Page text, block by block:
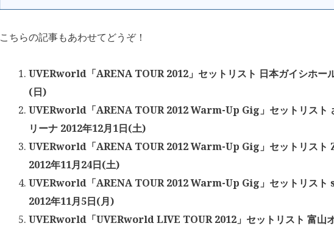
こちらの記事もあわせてどうぞ！
UVERworld「ARENA TOUR 2012」セットリスト 日本ガイシホー
(日)
UVERworld「ARENA TOUR 2012 Warm-Up Gig」セットリスト
リーナ 2012年12月1日(土)
UVERworld「ARENA TOUR 2012 Warm-Up Gig」セットリス
2012年11月24日(土)
UVERworld「ARENA TOUR 2012 Warm-Up Gig」セットリス
2012年11月5日(月)
UVERworld「UVERworld LIVE TOUR 2012」セットリスト 富山